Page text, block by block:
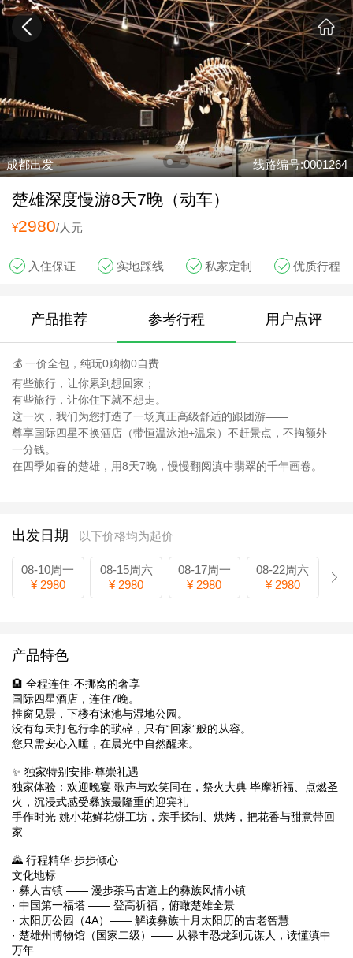
成都出发 线路编号:0001264
楚雄深度慢游8天7晚（动车）
¥2980/人元
入住保证 实地踩线 私家定制 优质行程
产品推荐 参考行程 用户点评
💰 一价全包，纯玩0购物0自费
有些旅行，让你累到想回家；
有些旅行，让你住下就不想走。
这一次，我们为您打造了一场真正高级舒适的跟团游——
尊享国际四星不换酒店（带恒温泳池+温泉）不赶景点，不掏额外
一分钱。
在四季如春的楚雄，用8天7晚，慢慢翻阅滇中翡翠的千年画卷。
出发日期 以下价格均为起价
08-10周一
¥ 2980
08-15周六
¥ 2980
08-17周一
¥ 2980
08-22周六
¥ 2980
产品特色
🏨 全程连住·不挪窝的奢享
国际四星酒店，连住7晚。
推窗见景，下楼有泳池与湿地公园。
没有每天打包行李的琐碎，只有“回家”般的从容。
您只需安心入睡，在晨光中自然醒来。
✨ 独家特别安排·尊崇礼遇
独家体验：欢迎晚宴 歌声与欢笑同在，祭火大典 毕摩祈福、点燃圣
火，沉浸式感受彝族最隆重的迎宾礼
手作时光 姚小花鲜花饼工坊，亲手揉制、烘烤，把花香与甜意带回
家
🌄 行程精华·步步倾心
文化地标
· 彝人古镇 —— 漫步茶马古道上的彝族风情小镇
· 中国第一福塔 —— 登高祈福，俯瞰楚雄全景
· 太阳历公园（4A）—— 解读彝族十月太阳历的古老智慧
· 楚雄州博物馆（国家二级）—— 从禄丰恐龙到元谋人，读懂滇中
万年